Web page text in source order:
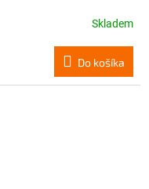
Skladem
Do košíka